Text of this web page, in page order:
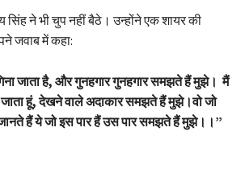
ने भी चुप नहीं बैठे। उन्होंने एक शायर की
जवाब में कहा:
जाता है, और गुनहगार गुनहगार समझते हैं मुझे। मैं
हूं, देखने वाले अदाकार समझते हैं मुझे।वो जो
हैं ये जो इस पार हैं उस पार समझते हैं मुझे।।”